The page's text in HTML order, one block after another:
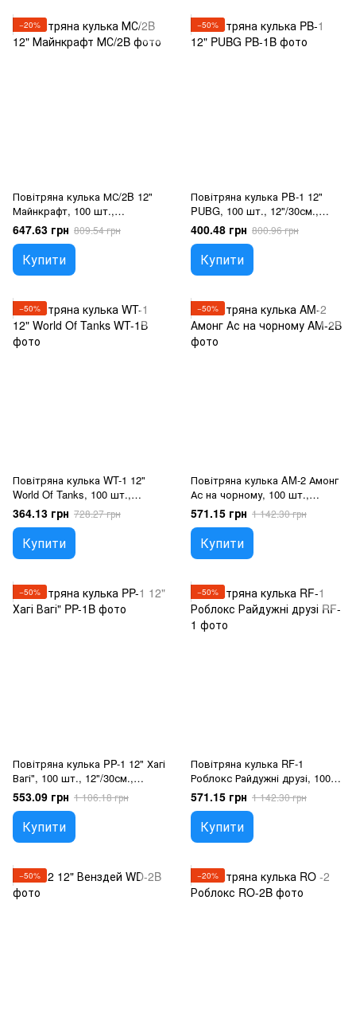
−20%
Повітряна кулька МС/2B 12"
Майнкрафт, 100 шт.,
12"/30см., Мікс (5 кольорів),
Майнкрафт
647.63 грн 809.54 грн
Купити
−50%
Повітряна кулька PB-1 12"
PUBG, 100 шт., 12"/30см.,
Асортi пастель, Ігри
400.48 грн 800.96 грн
Купити
−50%
Повітряна кулька WT-1 12"
World Of Tanks, 100 шт.,
12"/30см., Мікс (5 кольорів),
Ігри
364.13 грн 728.27 грн
Купити
−50%
Повітряна кулька AM-2 Амонг
Ас на чорному, 100 шт.,
12"/30см., Чорний, Амонг ас
571.15 грн 1 142.30 грн
Купити
−50%
Повітряна кулька PP-1 12" Хагі
Вагі", 100 шт., 12"/30см.,
Асортi пастель, Ігри
553.09 грн 1 106.18 грн
Купити
−50%
Повітряна кулька RF-1
Роблокс Райдужні друзі, 100
шт., 12"/30см., Чорний,
Роблокс
571.15 грн 1 142.30 грн
Купити
−50% −20%